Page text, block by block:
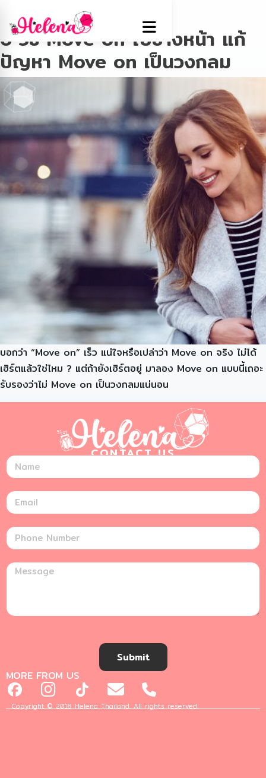
Tag:มูฟออน
6 วิธี Move on ไปข้างหน้า แก้
ปัญหา Move on เป็นวงกลม
บอกว่า “Move on” เร็ว แน่ใจหรือเปล่าว่า Move on จริง ไม่ได้
เฮิร์ตแล้วใช่ไหม ? แต่ถ้ายังเฮิร์ตอยู่ มาลอง Move on แบบนี้เถอะ
รับรองว่าไม่ Move on เป็นวงกลมแน่นอน
CONTACT US
Submit
MORE FROM US
Copyright © 2018 Helena Thailand. All rights reserved.